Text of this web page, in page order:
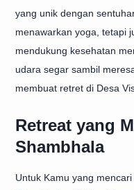
yang unik dengan
menawarkan yoga, tetapi
mendukung kesehatan
udara segar sambil
membuat retret di Desa
Retreat yang
Shambhala
Untuk Kamu yang